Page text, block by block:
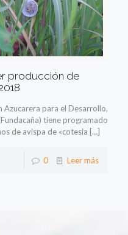
producción de
Azucarera para el Desarrollo,
tiene programado
de avispa de «cotesia […]
0 Leer más